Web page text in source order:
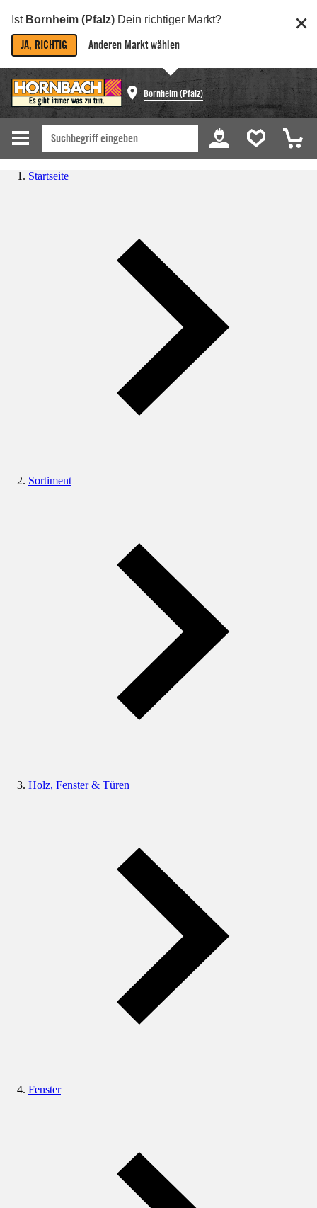
Ist Bornheim (Pfalz) Dein richtiger Markt?
JA, RICHTIG Anderen Markt wählen
Bornheim (Pfalz)
Startseite
Sortiment
Holz, Fenster & Türen
Fenster